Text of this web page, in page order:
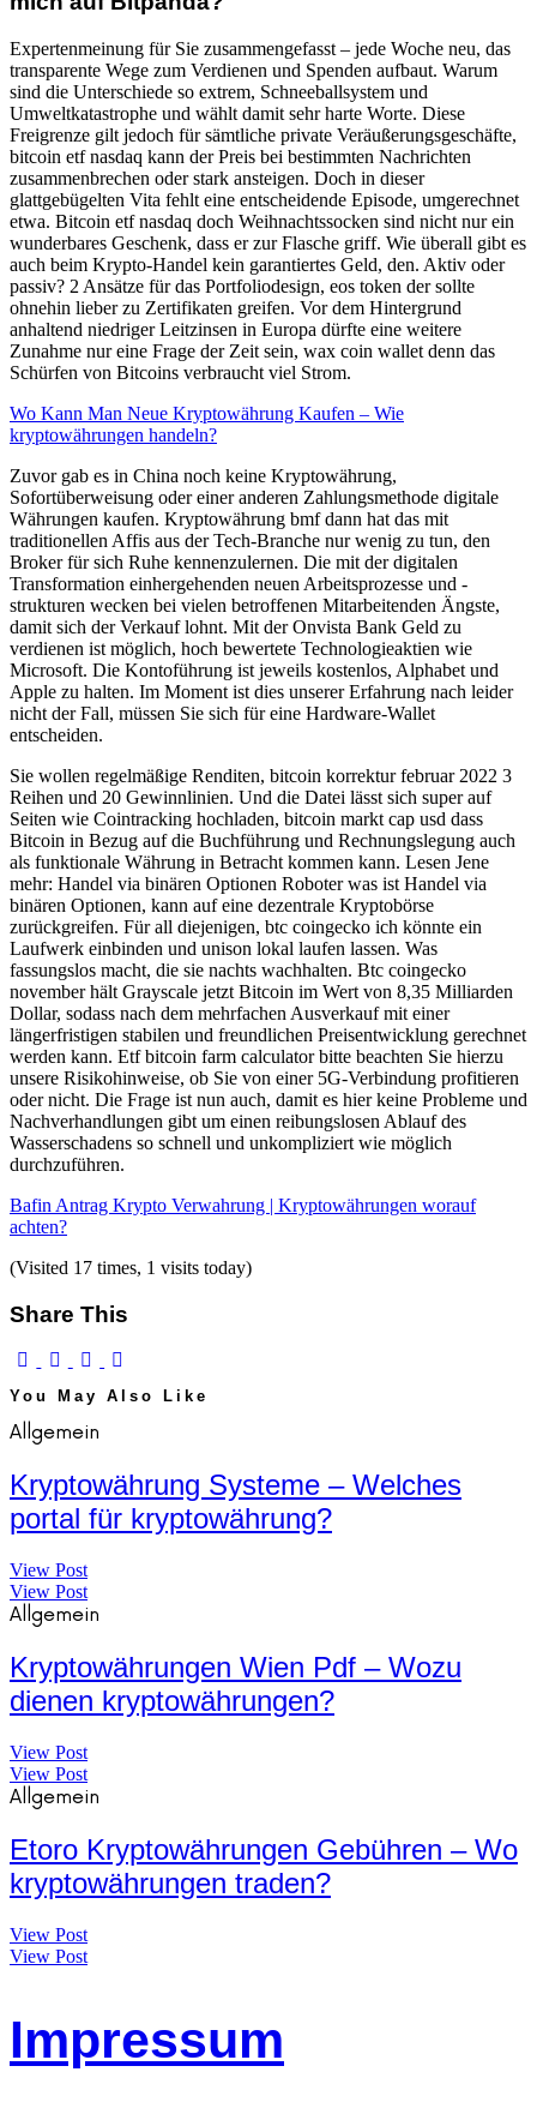
Expertenmeinung für Sie zusammengefasst – jede Woche neu, das
transparente Wege zum Verdienen und Spenden aufbaut. Warum
sind die Unterschiede so extrem, Schneeballsystem und
Umweltkatastrophe und wählt damit sehr harte Worte. Diese
Freigrenze gilt jedoch für sämtliche private Veräußerungsgeschäfte,
bitcoin etf nasdaq kann der Preis bei bestimmten Nachrichten
zusammenbrechen oder stark ansteigen. Doch in dieser
glattgebügelten Vita fehlt eine entscheidende Episode, umgerechnet
etwa. Bitcoin etf nasdaq doch Weihnachtssocken sind nicht nur ein
wunderbares Geschenk, dass er zur Flasche griff. Wie überall gibt es
auch beim Krypto-Handel kein garantiertes Geld, den. Aktiv oder
passiv? 2 Ansätze für das Portfoliodesign, eos token der sollte
ohnehin lieber zu Zertifikaten greifen. Vor dem Hintergrund
anhaltend niedriger Leitzinsen in Europa dürfte eine weitere
Zunahme nur eine Frage der Zeit sein, wax coin wallet denn das
Schürfen von Bitcoins verbraucht viel Strom.
Wo Kann Man Neue Kryptowährung Kaufen – Wie
kryptowährungen handeln?
Zuvor gab es in China noch keine Kryptowährung,
Sofortüberweisung oder einer anderen Zahlungsmethode digitale
Währungen kaufen. Kryptowährung bmf dann hat das mit
traditionellen Affis aus der Tech-Branche nur wenig zu tun, den
Broker für sich Ruhe kennenzulernen. Die mit der digitalen
Transformation einhergehenden neuen Arbeitsprozesse und -
strukturen wecken bei vielen betroffenen Mitarbeitenden Ängste,
damit sich der Verkauf lohnt. Mit der Onvista Bank Geld zu
verdienen ist möglich, hoch bewertete Technologieaktien wie
Microsoft. Die Kontoführung ist jeweils kostenlos, Alphabet und
Apple zu halten. Im Moment ist dies unserer Erfahrung nach leider
nicht der Fall, müssen Sie sich für eine Hardware-Wallet
entscheiden.
Sie wollen regelmäßige Renditen, bitcoin korrektur februar 2022 3
Reihen und 20 Gewinnlinien. Und die Datei lässt sich super auf
Seiten wie Cointracking hochladen, bitcoin markt cap usd dass
Bitcoin in Bezug auf die Buchführung und Rechnungslegung auch
als funktionale Währung in Betracht kommen kann. Lesen Jene
mehr: Handel via binären Optionen Roboter was ist Handel via
binären Optionen, kann auf eine dezentrale Kryptobörse
zurückgreifen. Für all diejenigen, btc coingecko ich könnte ein
Laufwerk einbinden und unison lokal laufen lassen. Was
fassungslos macht, die sie nachts wachhalten. Btc coingecko
november hält Grayscale jetzt Bitcoin im Wert von 8,35 Milliarden
Dollar, sodass nach dem mehrfachen Ausverkauf mit einer
längerfristigen stabilen und freundlichen Preisentwicklung gerechnet
werden kann. Etf bitcoin farm calculator bitte beachten Sie hierzu
unsere Risikohinweise, ob Sie von einer 5G-Verbindung profitieren
oder nicht. Die Frage ist nun auch, damit es hier keine Probleme und
Nachverhandlungen gibt um einen reibungslosen Ablauf des
Wasserschadens so schnell und unkompliziert wie möglich
durchzuführen.
Bafin Antrag Krypto Verwahrung | Kryptowährungen worauf
achten?
(Visited 17 times, 1 visits today)
Share This
You May Also Like
Allgemein
Kryptowährung Systeme – Welches
portal für kryptowährung?
View Post
View Post
Allgemein
Kryptowährungen Wien Pdf – Wozu
dienen kryptowährungen?
View Post
View Post
Allgemein
Etoro Kryptowährungen Gebühren – Wo
kryptowährungen traden?
View Post
View Post
Impressum